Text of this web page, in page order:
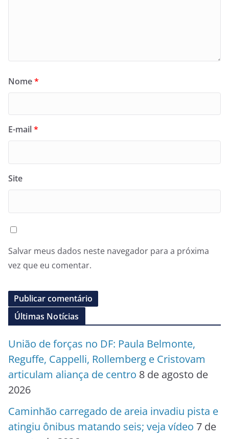
Nome*
E-mail*
Site
Salvar meus dados neste navegador para a próxima
vez que eu comentar.
Últimas Notícias
União de forças no DF: Paula Belmonte,
Reguffe, Cappelli, Rollemberg e Cristovam
articulam aliança de centro 8 de agosto de
2026
Caminhão carregado de areia invadiu pista e
atingiu ônibus matando seis; veja vídeo 7 de